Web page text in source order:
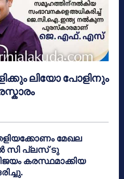
ലിയോ പോളിനും
മേഖല
സി പ്ലസ് ടു
കരസ്ഥമാക്കിയ